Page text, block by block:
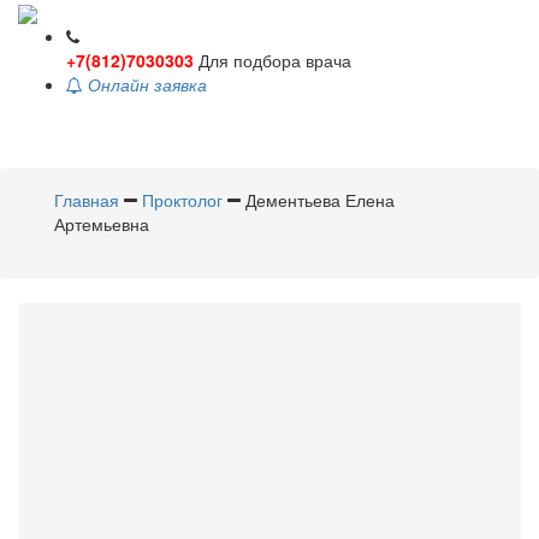
+7(812)7030303 Для подбора врача
Онлайн заявка
Главная
Проктолог
Дементьева Елена
Артемьевна